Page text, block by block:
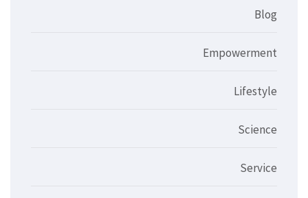
Blog
Empowerment
Lifestyle
Science
Service